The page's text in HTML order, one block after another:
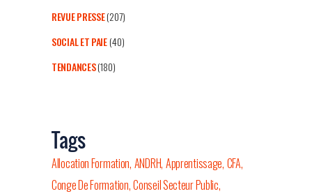
REVUE PRESSE(207)
SOCIAL ET PAIE(40)
TENDANCES(180)
Tags
Allocation Formation ANDRH Apprentissage CFA
Conge De Formation Conseil Secteur Public